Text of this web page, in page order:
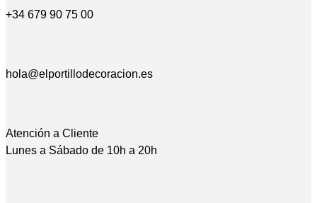
+34 679 90 75 00
hola@elportillodecoracion.es
Atención a Cliente
Lunes a Sábado de 10h a 20h